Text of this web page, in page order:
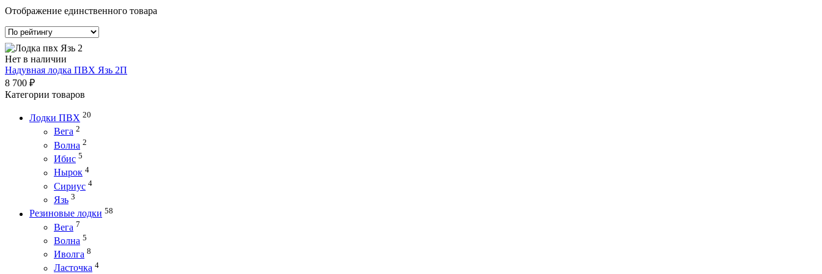
Отображение единственного товара
Нет в наличии
Надувная лодка ПВХ Язь 2П
8 700 ₽
Категории товаров
Лодки ПВХ 20
Вега 2
Волна 2
Ибис 5
Нырок 4
Сириус 4
Язь 3
Резиновые лодки 58
Вега 7
Волна 5
Иволга 8
Ласточка 4